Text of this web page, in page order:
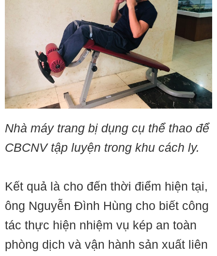
Nhà máy trang bị dụng cụ thể thao để
CBCNV tập luyện trong khu cách ly.
Kết quả là cho đến thời điểm hiện tại,
ông Nguyễn Đình Hùng cho biết công
tác thực hiện nhiệm vụ kép an toàn
phòng dịch và vận hành sản xuất liên